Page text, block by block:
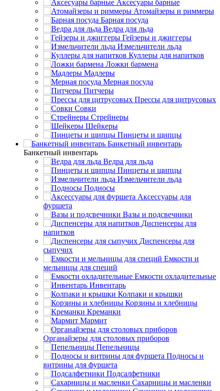
Аксесуары барные
Атомайзеры и риммеры
Барная посуда
Ведра для льда
Гейзеры и джиггеры
Измельчители льда
Куллеры для напитков
Ложки бармена
Мадлеры
Мерная посуда
Питчеры
Прессы для цитрусовых
Совки
Стрейнеры
Шейкеры
Пинцеты и щипцы
Банкетный инвентарь
Банкетный инвентарь
Ведра для льда
Пинцеты и щипцы
Измельчители льда
Подносы
Аксессуары для
фуршета
Вазы и подсвечники
Диспенсеры для
напитков
Диспенсеры для
сыпучих
Емкости и
мельницы для специй
Емкости охладительные
Инвентарь
Колпаки и крышки
Корзины и хлебницы
Креманки
Мармит
Органайзеры для столовых приборов
Пепельницы
Подносы и
витрины для фуршета
Подсалфетники
Сахарницы и масленки